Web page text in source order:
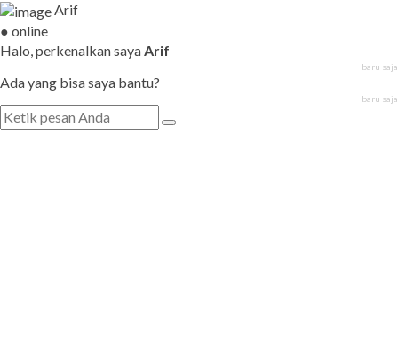
Arif
● online
Halo, perkenalkan sayaArif
baru saja
Ada yang bisa saya bantu?
baru saja